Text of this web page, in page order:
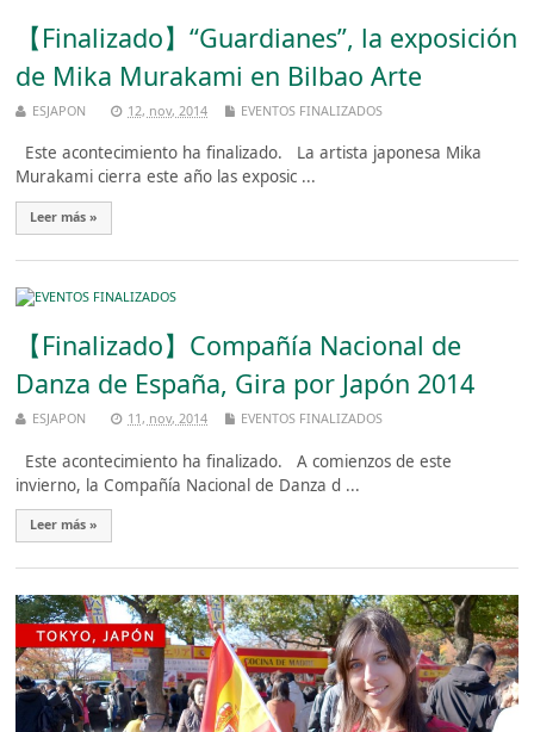
【Finalizado】“Guardianes”, la exposición
de Mika Murakami en Bilbao Arte
ESJAPON 12, nov, 2014 EVENTOS FINALIZADOS
Este acontecimiento ha finalizado. La artista japonesa Mika
Murakami cierra este año las exposic ...
Leer más »
【Finalizado】Compañía Nacional de
Danza de España, Gira por Japón 2014
ESJAPON 11, nov, 2014 EVENTOS FINALIZADOS
Este acontecimiento ha finalizado. A comienzos de este
invierno, la Compañía Nacional de Danza d ...
Leer más »